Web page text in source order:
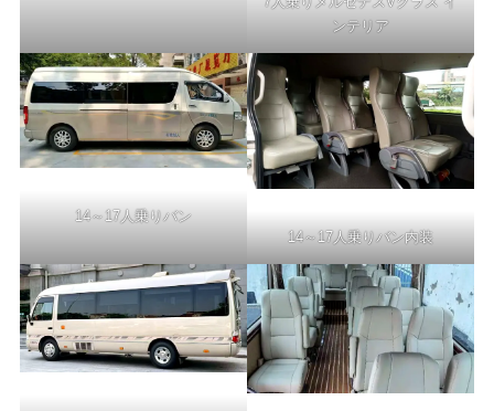
ンテリア
14～17人乗りバン
14～17人乗りバン内装